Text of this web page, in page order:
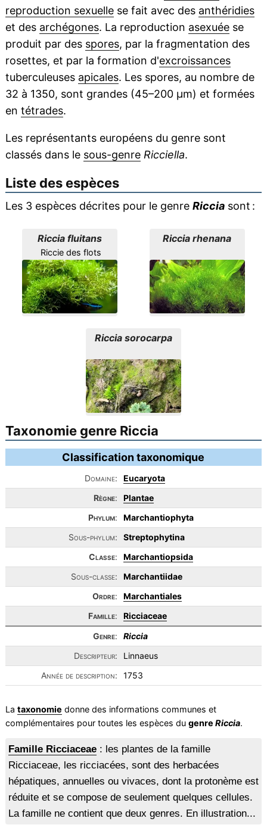
reproduction sexuellese fait avec des anthéridies
et des archégones. La reproduction asexuéese
produit par des spores, par la fragmentation des
rosettes, et par la formation d'excroissances
tuberculeuses apicales. Les spores, au nombre de
32 à 1350, sont grandes (45–200 μm) et formées
en tétrades.
Les représentants européens du genre sont
classés dans le sous-genre Ricciella.
Liste des espèces
Les 3 espèces décrites pour le genre Ricciasont :
Riccia fluitans
Riccie des flots
Riccia rhenana
Riccia sorocarpa
Taxonomie genre Riccia
Classification taxonomique
Domaine:
Eucaryota
Règne:
Plantae
Phylum:
Marchantiophyta
Sous-phylum:
Streptophytina
Classe:
Marchantiopsida
Sous-classe:
Marchantiidae
Ordre:
Marchantiales
Famille:
Ricciaceae
Genre:
Riccia
Descripteur:
Linnaeus
Année de description:
1753
La taxonomie donne des informations communes et
complémentaires pour toutes les espèces du genre Riccia.
Famille Ricciaceae: les plantes de la famille
Ricciaceae, les ricciacées, sont des herbacées
hépatiques, annuelles ou vivaces, dont la protonème est
réduite et se compose de seulement quelques cellules.
La famille ne contient que deux genres. En illustration...